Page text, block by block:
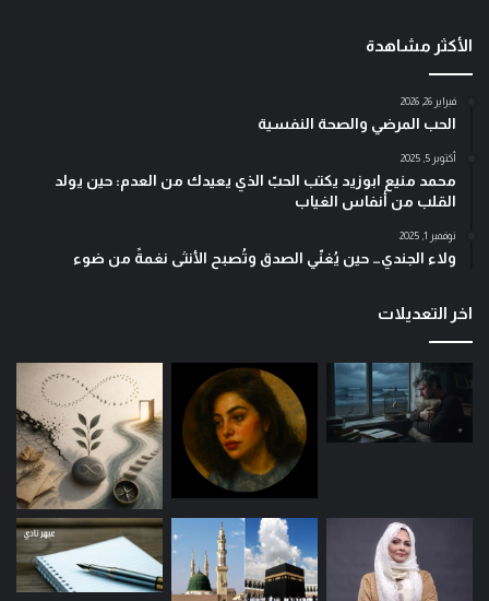
الأكثر مشاهدة
فبراير 26, 2026
الحب المرضي والصحة النفسية
أكتوبر 5, 2025
محمد منيع ابوزيد يكتب الحبّ الذي يعيدك من العدم: حين يولد
القلب من أنفاس الغياب
نوفمبر 1, 2025
ولاء الجندي… حين يُغنّي الصدق وتُصبح الأنثى نغمةً من ضوء
اخر التعديلات